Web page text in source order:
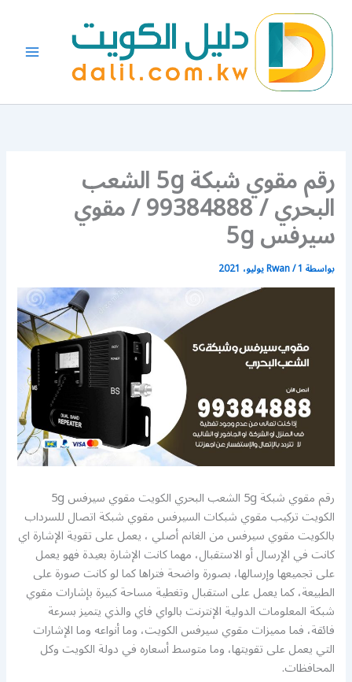
المحتوى
رقم مقوي شبكة 5g الشعب
البحري / 99384888 / مقوي
سيرفس 5g
بواسطة Rwan/1 يوليو، 2021
رقم مقوي شبكة 5g الشعب البحري الكويت مقوي سيرفس 5g
الكويت تركيب مقوي شبكات السيرفس مقوي شبكة اتصال للسرداب
بالكويت مقوي سيرفس من الغانم أصلي ، يعمل على تقوية الإشارة اي
كانت في الإرسال أو الاستقبال، مهما كانت الإشارة بعيدة فهو يعمل
على تجميعها وإرسالها، بصورة واضحة فتراها كما لو كانت صورة على
الطبيعة، كما يعمل على استقبال وتغطية مساحة كبيرة بإشارات مقوي
شبكة المعلومات الدولية الإنترنت بالواي فاي والذي يتميز بسرعة
فائقة، فما مميزات مقوي سيرفس الكويت، وما أنواعه وما الإشارات
التي يعمل على تقويتها، وما متوسط أسعاره في دولة الكويت وكل
المحافظات.